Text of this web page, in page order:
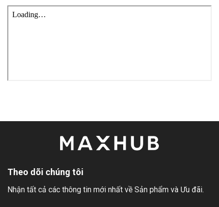
Theo dõi chúng tôi
Nhận tất cả các thông tin mới nhất về Sản phẩm và Ưu đãi.